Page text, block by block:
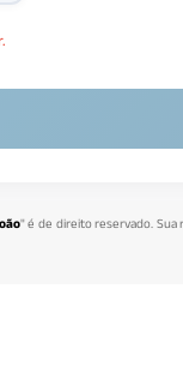
" é de direito reservado.